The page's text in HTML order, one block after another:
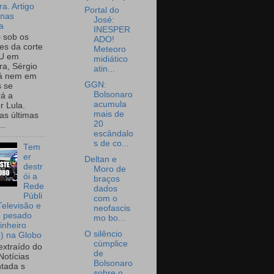
Artigo
sob os
da corte
em
Sérgio
nem em
se
a
Lula.
últimas
Tem
er
destr
ói a
Rede
Públi
e
pesado
na Globo
do
s
Portal do
José:
INESPER
ADO!
Meteoro
midiático
atin...
GGN:
Bolsonaro
acumula
mais de
20
escândalo
s de co...
Deltan e
Moro de
braços
dados
com o
neofascis
mo bo...
O silêncio
cúmplice
de
Bolsonaro